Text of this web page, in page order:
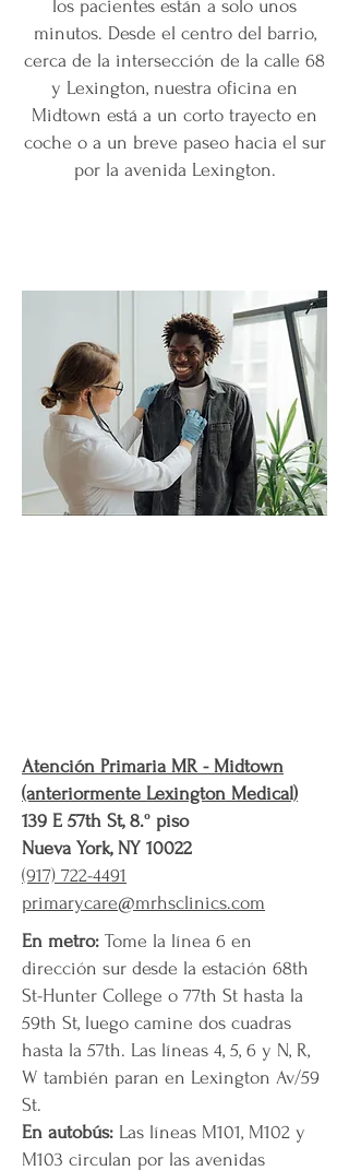
los pacientes están a solo unos
minutos. Desde el centro del barrio,
cerca de la intersección de la calle 68
y Lexington, nuestra oficina en
Midtown está a un corto trayecto en
coche o a un breve paseo hacia el sur
por la avenida Lexington.
Atención Primaria MR - Midtown
(anteriormente Lexington Medical)
139 E 57th St, 8.º piso
Nueva York, NY 10022
(917) 722-4491
primarycare@mrhsclinics.com
En metro: Tome la línea 6 en
dirección sur desde la estación 68th
St-Hunter College o 77th St hasta la
59th St, luego camine dos cuadras
hasta la 57th. Las líneas 4, 5, 6 y N, R,
W también paran en Lexington Av/59
St.
En autobús: Las líneas M101, M102 y
M103 circulan por las avenidas